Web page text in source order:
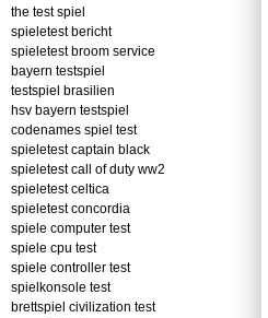
the test spiel
spieletest bericht
spieletest broom service
bayern testspiel
testspiel brasilien
hsv bayern testspiel
codenames spiel test
spieletest captain black
spieletest call of duty ww2
spieletest celtica
spieletest concordia
spiele computer test
spiele cpu test
spiele controller test
spielkonsole test
brettspiel civilization test